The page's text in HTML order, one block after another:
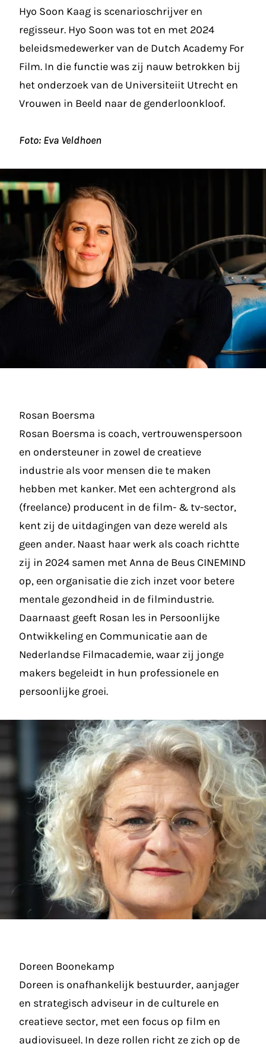
Hyo Soon Kaag is scenarioschrijver en
regisseur. Hyo Soon was tot en met 2024
beleidsmedewerker van de Dutch Academy For
Film. In die functie was zij nauw betrokken bij
het onderzoek van de Universiteiit Utrecht en
Vrouwen in Beeld naar de genderloonkloof.
Foto: Eva Veldhoen
Rosan Boersma
Rosan Boersma is coach, vertrouwenspersoon
en ondersteuner in zowel de creatieve
industrie als voor mensen die te maken
hebben met kanker. Met een achtergrond als
(freelance) producent in de film- & tv-sector,
kent zij de uitdagingen van deze wereld als
geen ander. Naast haar werk als coach richtte
zij in 2024 samen met Anna de Beus CINEMIND
op, een organisatie die zich inzet voor betere
mentale gezondheid in de filmindustrie.
Daarnaast geeft Rosan les in Persoonlijke
Ontwikkeling en Communicatie aan de
Nederlandse Filmacademie, waar zij jonge
makers begeleidt in hun professionele en
persoonlijke groei.
Doreen Boonekamp
Doreen is onafhankelijk bestuurder, aanjager
en strategisch adviseur in de culturele en
creatieve sector, met een focus op film en
audiovisueel. In deze rollen richt ze zich op de